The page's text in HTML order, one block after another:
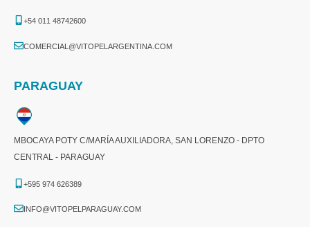
+54 011 48742600​
COMERCIAL@VITOPELARGENTINA.COM​
PARAGUAY
MBOCAYA POTY C/MARÍA AUXILIADORA, SAN LORENZO - DPTO
CENTRAL - PARAGUAY
+595 974 626389
INFO@VITOPELPARAGUAY.COM